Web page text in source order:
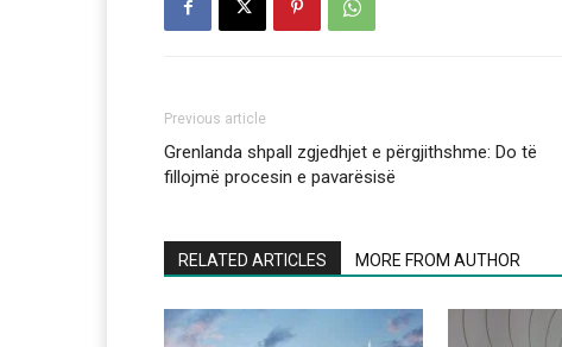
Previous article
Grenlanda shpall zgjedhjet e përgjithshme: Do të
fillojmë procesin e pavarësisë
RELATED ARTICLES MORE FROM AUTHOR